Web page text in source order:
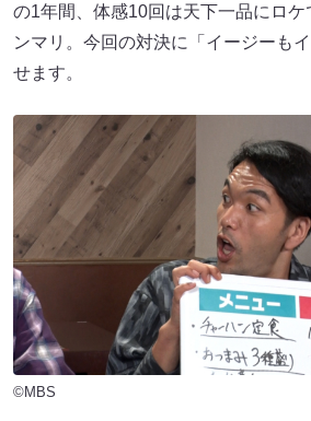
の1年間、体感10回は天下一品にロケ
ンマリ。今回の対決に「イージーも
せます。
©MBS